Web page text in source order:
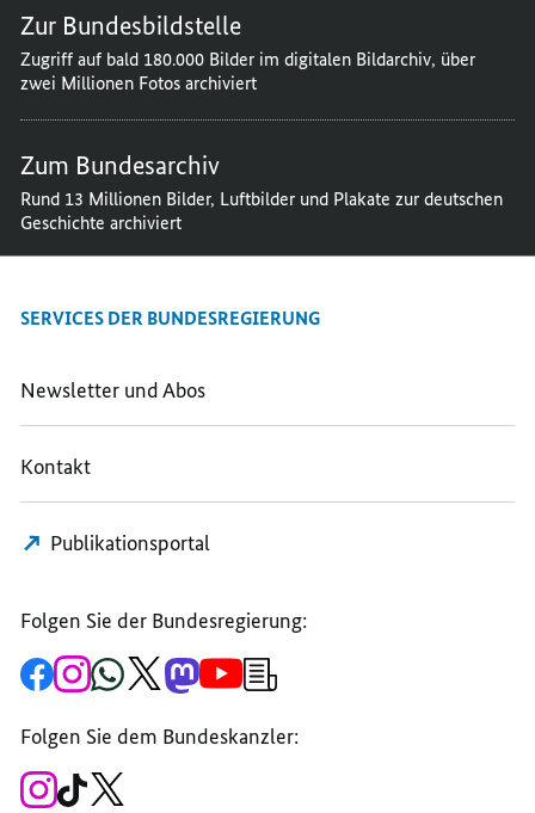
Zur Bundesbildstelle
Zugriff auf bald 180.000 Bilder im digitalen Bildarchiv, über
zwei Millionen Fotos archiviert
Zum Bundesarchiv
Rund 13 Millionen Bilder, Luftbilder und Plakate zur deutschen
Geschichte archiviert
SERVICES DER BUNDESREGIERUNG
Newsletter und Abos
Kontakt
Publikationsportal
Folgen Sie der Bundesregierung:
Zur
Facebook-
Bundesregierung
Zum
Instagram-
Bundesregierung
Zum
WhatsApp-
Bundesregierung
Zum
X-
Regierungssprechers
Zum
Mastodon-
Bundesregierung
Zum
YouTube-
Bundesregierung
Anmeldung
Folgen Sie dem Bundeskanzler:
Zum
Instagram-
Zum
TikTok-